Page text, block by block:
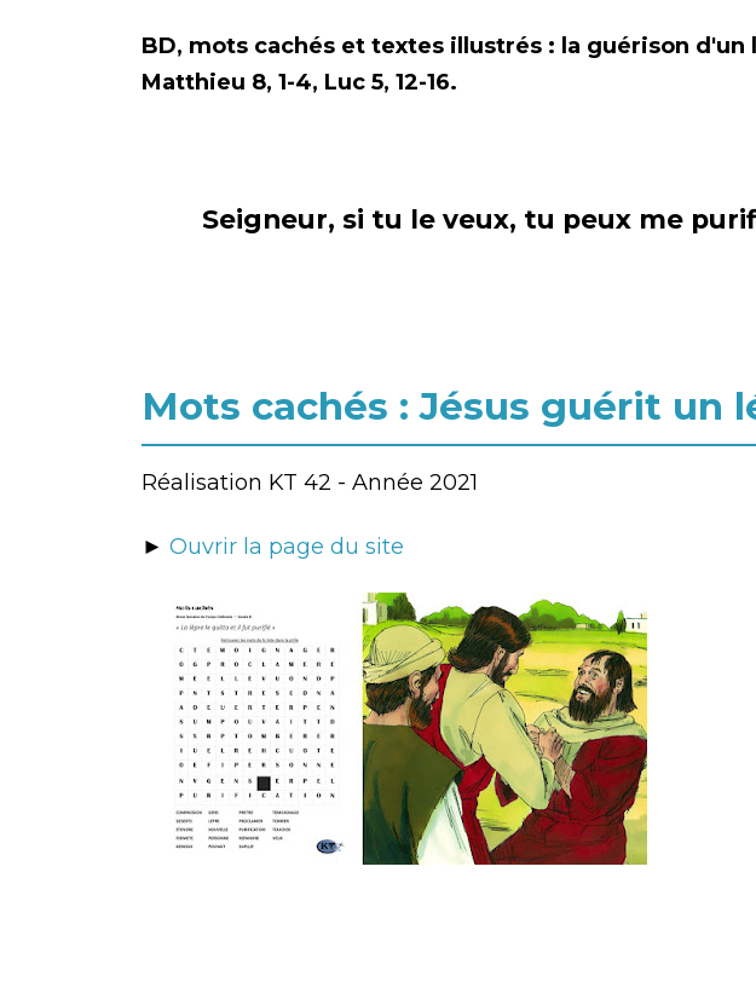
BD, mots cachés et textes illustrés : la guérison d'un
Matthieu 8, 1-4, Luc 5, 12-16.
Seigneur, si tu le veux, tu peux me
Mots cachés : Jésus guérit un
Réalisation KT 42 - Année 2021
► Ouvrir la page du site